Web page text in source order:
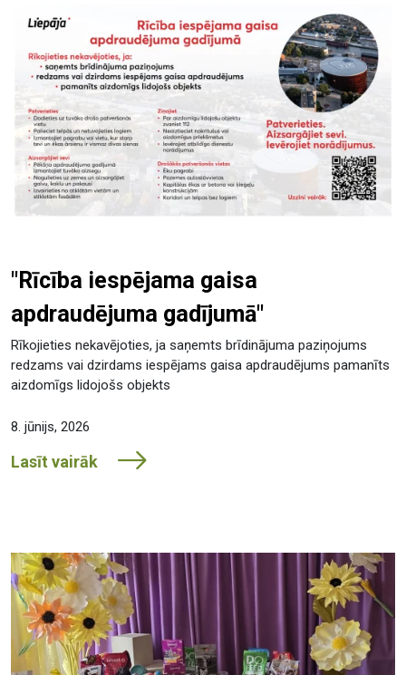
"Rīcība iespējama gaisa
apdraudējuma gadījumā"
Rīkojieties nekavējoties, ja saņemts brīdinājuma paziņojums
redzams vai dzirdams iespējams gaisa apdraudējums pamanīts
aizdomīgs lidojošs objekts
8. jūnijs, 2026
Lasīt vairāk